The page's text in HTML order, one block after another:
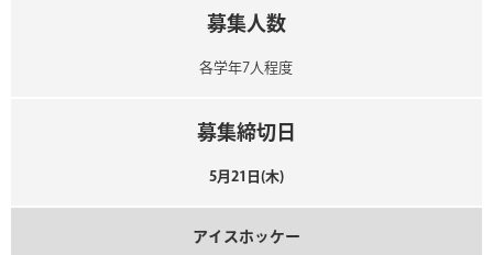
募集人数
各学年7人程度
募集締切日
5月21日(木)
アイスホッケー